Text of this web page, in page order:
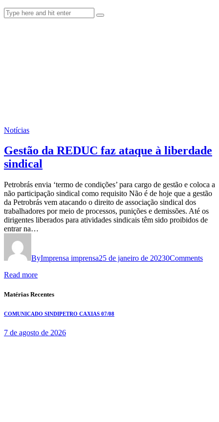
Notícias
Gestão da REDUC faz ataque à liberdade
sindical
Petrobrás envia ‘termo de condições’ para cargo de gestão e coloca a
não participação sindical como requisito Não é de hoje que a gestão
da Petrobrás vem atacando o direito de associação sindical dos
trabalhadores por meio de processos, punições e demissões. Até os
dirigentes liberados para atividades sindicais têm sido proibidos de
entrar na…
ByImprensa imprensa25 de janeiro de 20230Comments
Read more
Matérias Recentes
COMUNICADO SINDIPETRO CAXIAS 07/08
7 de agosto de 2026